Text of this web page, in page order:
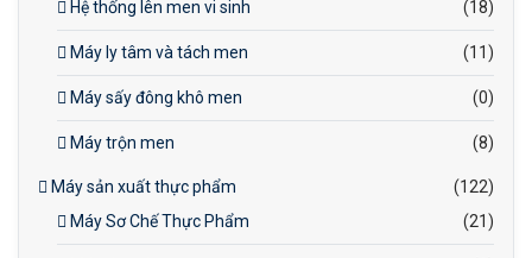
Hệ thống lên men vi sinh (18)
Máy ly tâm và tách men (11)
Máy sấy đông khô men (0)
Máy trộn men (8)
Máy sản xuất thực phẩm
(122)
Máy Sơ Chế Thực Phẩm
(21)